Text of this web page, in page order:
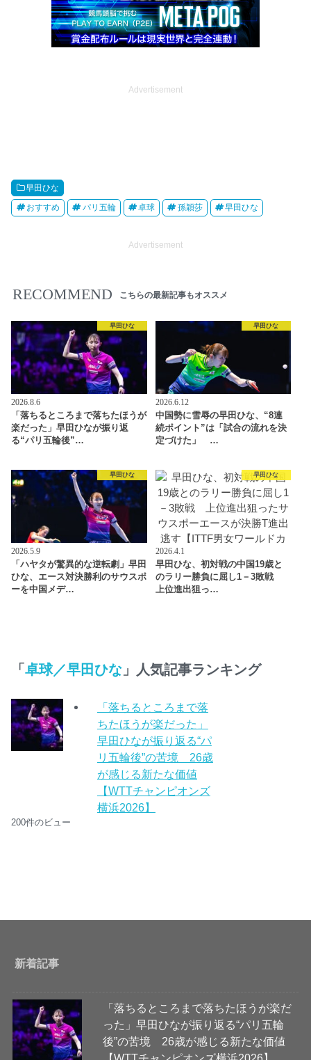
Advertisement
早田ひな
おすすめ パリ五輪 卓球 孫穎莎 早田ひな
Advertisement
RECOMMEND こちらの最新記事もオススメ
早田ひな
2026.8.6
「落ちるところまで落ちたほうが
楽だった」早田ひなが振り返
る“パリ五輪後”…
早田ひな
2026.6.12
中国勢に雪辱の早田ひな、“8連
続ポイント”は「試合の流れを決
定づけた」 …
早田ひな
2026.5.9
「ハヤタが驚異的な逆転劇」早田
ひな、エース対決勝利のサウスポ
ーを中国メデ…
早田ひな
2026.4.1
早田ひな、初対戦の中国19歳と
のラリー勝負に屈し1－3敗戦
上位進出狙っ…
「卓球／早田ひな 」人気記事ランキング
「落ちるところまで落
ちたほうが楽だった」
早田ひなが振り返る“パ
リ五輪後”の苦境 26歳
が感じる新たな価値
【WTTチャンピオンズ
横浜2026】
200件のビュー
新着記事
「落ちるところまで落ちたほうが楽だ
った」早田ひなが振り返る“パリ五輪
後”の苦境 26歳が感じる新たな価値